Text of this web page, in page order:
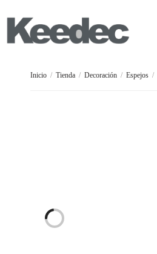
Inicio / Tienda / Decoración / Espejos /